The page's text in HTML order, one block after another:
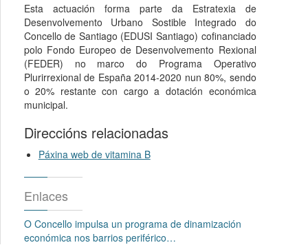
Esta actuación forma parte da Estratexia de
Desenvolvemento Urbano Sostible Integrado do
Concello de Santiago (EDUSI Santiago) cofinanciado
polo Fondo Europeo de Desenvolvemento Rexional
(FEDER) no marco do Programa Operativo
Plurirrexional de España 2014-2020 nun 80%, sendo
o 20% restante con cargo a dotación económica
municipal.
Direccións relacionadas
Páxina web de vitamina B
Enlaces
O Concello impulsa un programa de dinamización
económica nos barrios periférico…